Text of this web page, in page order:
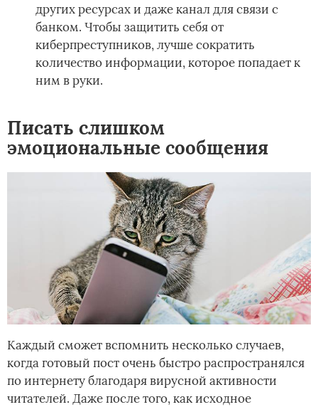
других ресурсах и даже канал для связи с
банком. Чтобы защитить себя от
киберпреступников, лучше сократить
количество информации, которое попадает к
ним в руки.
Писать слишком
эмоциональные сообщения
Каждый сможет вспомнить несколько случаев,
когда готовый пост очень быстро распространялся
по интернету благодаря вирусной активности
читателей. Даже после того, как исходное